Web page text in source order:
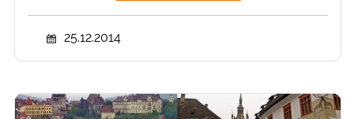
25.12.2014